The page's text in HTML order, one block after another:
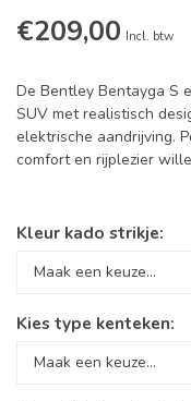
€209,00 Incl. btw
De Bentley Bentayga S
SUV met realistisch
elektrische aandrijving.
comfort en rijplezier
Kleur kado strikje:
Kies type kenteken: